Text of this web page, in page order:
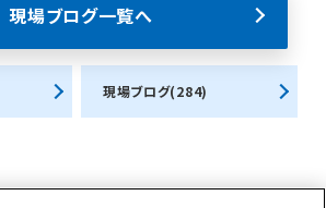
現場ブログ一覧へ
現場ブログ(284)